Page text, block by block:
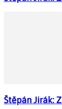
Štěpán Jirák: